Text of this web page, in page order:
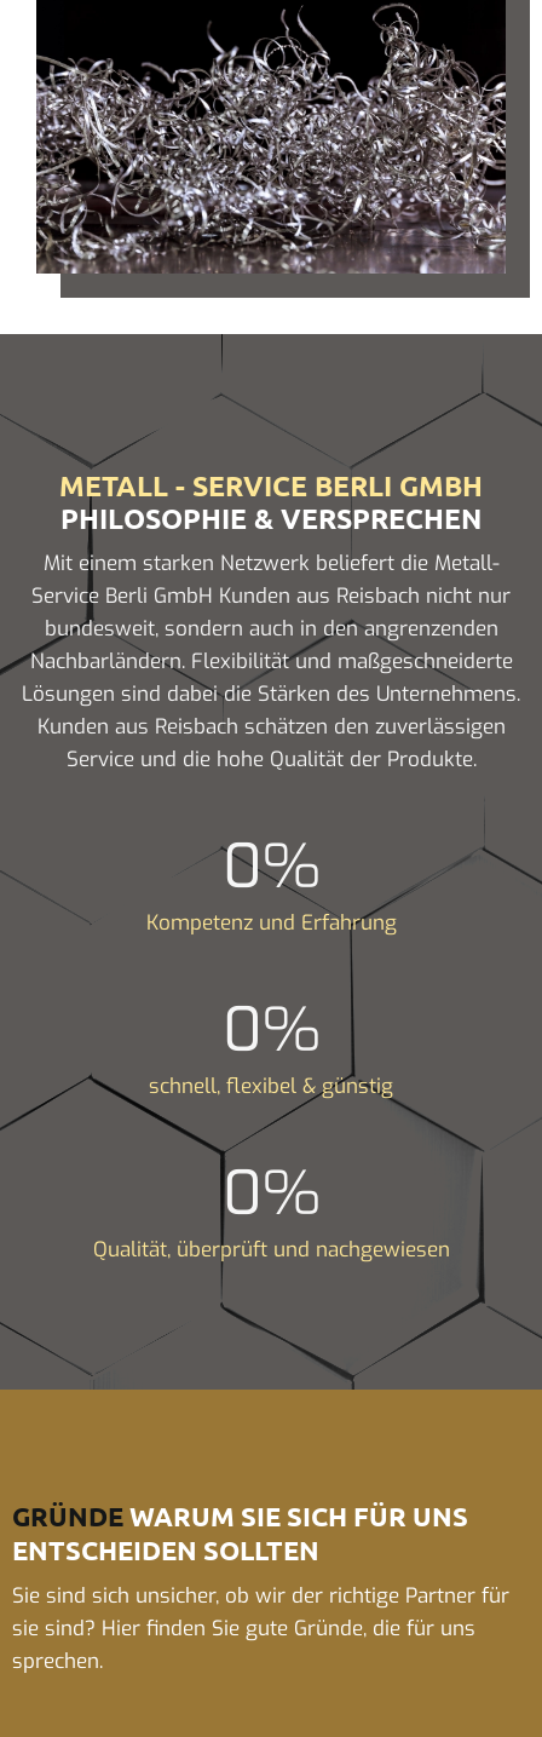
METALL - SERVICE BERLI GMBH
PHILOSOPHIE & VERSPRECHEN
Mit einem starken Netzwerk beliefert die Metall-
Service Berli GmbH Kunden aus Reisbach nicht nur
bundesweit, sondern auch in den angrenzenden
Nachbarländern. Flexibilität und maßgeschneiderte
Lösungen sind dabei die Stärken des Unternehmens.
Kunden aus Reisbach schätzen den zuverlässigen
Service und die hohe Qualität der Produkte.
0%
Kompetenz und Erfahrung
0%
schnell, flexibel & günstig
0%
Qualität, überprüft und nachgewiesen
GRÜNDEWARUM SIE SICH FÜR UNS
ENTSCHEIDEN SOLLTEN
Sie sind sich unsicher, ob wir der richtige Partner für
sie sind? Hier finden Sie gute Gründe, die für uns
sprechen.